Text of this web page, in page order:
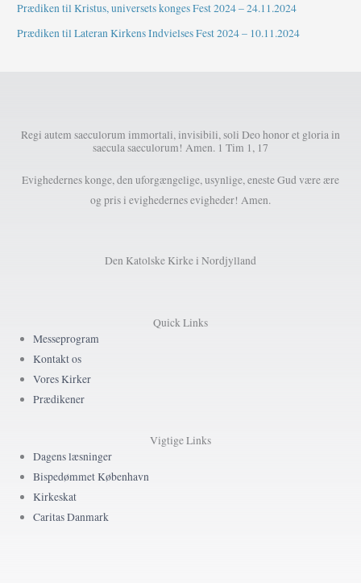
Prædiken til Kristus, universets konges Fest 2024 – 24.11.2024
Prædiken til Lateran Kirkens Indvielses Fest 2024 – 10.11.2024
Regi autem saeculorum immortali, invisibili, soli Deo honor et gloria in
saecula saeculorum! Amen. 1 Tim 1, 17
Evighedernes konge, den uforgængelige, usynlige, eneste Gud være ære
og pris i evighedernes evigheder! Amen.
Den Katolske Kirke i Nordjylland
Quick Links
Messeprogram
Kontakt os
Vores Kirker
Prædikener
Vigtige Links
Dagens læsninger
Bispedømmet København
Kirkeskat
Caritas Danmark